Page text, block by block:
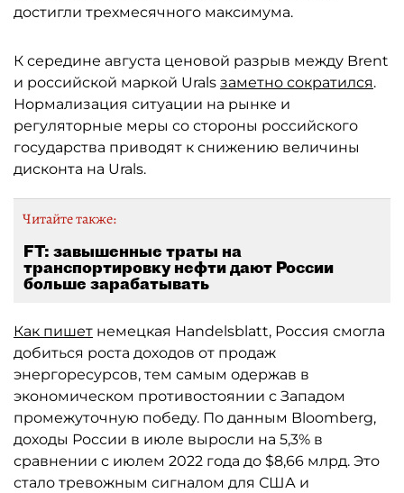
достигли трехмесячного максимума.
К середине августа ценовой разрыв между Brent
и российской маркой Urals заметно сократился.
Нормализация ситуации на рынке и
регуляторные меры со стороны российского
государства приводят к снижению величины
дисконта на Urals.
Читайте также:
FT: завышенные траты на
транспортировку нефти дают России
больше зарабатывать
Как пишет немецкая Handelsblatt, Россия смогла
добиться роста доходов от продаж
энергоресурсов, тем самым одержав в
экономическом противостоянии с Западом
промежуточную победу. По данным Bloomberg,
доходы России в июле выросли на 5,3% в
сравнении с июлем 2022 года до $8,66 млрд. Это
стало тревожным сигналом для США и